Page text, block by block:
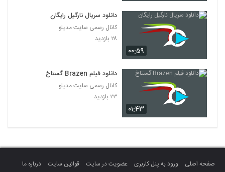
۰۰:۵۹
دانلود سریال نارگیل رایگان
کانال رسمی سایت مدیلو
۲۸ بازدید
۰۱:۴۳
دانلود فیلم Brazen گستاخ
کانال رسمی سایت مدیلو
۲۳ بازدید
صفحه اصلی ورود به پنل کاربری عضویت در سایت قوانین سایت
درباره ما